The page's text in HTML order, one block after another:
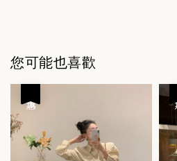
您可能也喜歡